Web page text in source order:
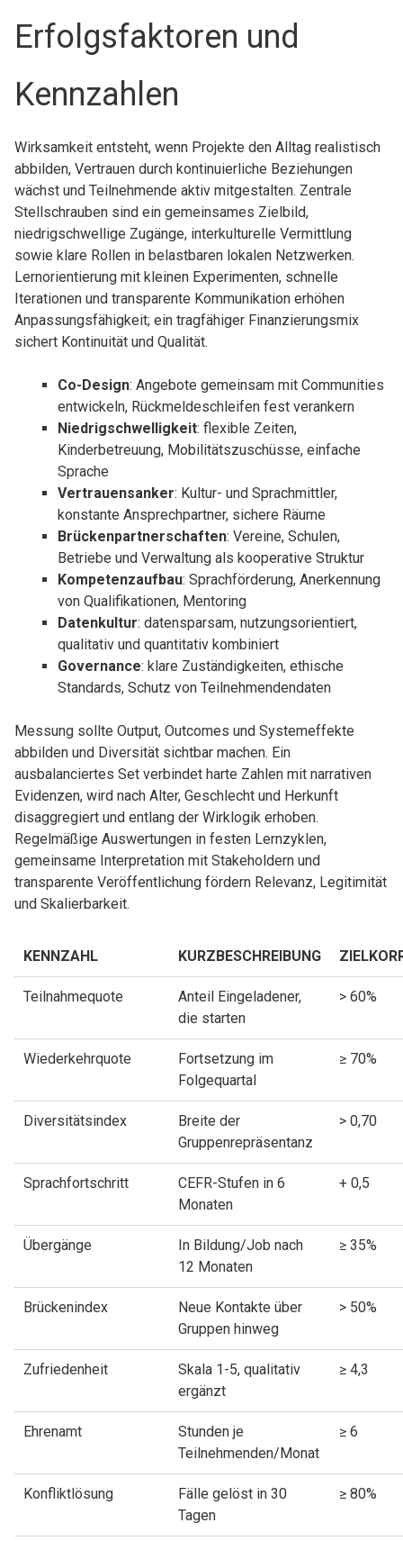
Erfolgsfaktoren und
Kennzahlen
Wirksamkeit entsteht, wenn Projekte den Alltag realistisch
abbilden, Vertrauen durch kontinuierliche Beziehungen
wächst und Teilnehmende aktiv mitgestalten. Zentrale
Stellschrauben sind ein gemeinsames Zielbild,
niedrigschwellige Zugänge, interkulturelle Vermittlung
sowie klare Rollen in belastbaren lokalen Netzwerken.
Lernorientierung mit kleinen Experimenten, schnelle
Iterationen und transparente Kommunikation erhöhen
Anpassungsfähigkeit; ein tragfähiger Finanzierungsmix
sichert Kontinuität und Qualität.
Co-Design: Angebote gemeinsam mit Communities
entwickeln, Rückmeldeschleifen fest verankern
Niedrigschwelligkeit: flexible Zeiten,
Kinderbetreuung, Mobilitätszuschüsse, einfache
Sprache
Vertrauensanker: Kultur- und Sprachmittler,
konstante Ansprechpartner, sichere Räume
Brückenpartnerschaften: Vereine, Schulen,
Betriebe und Verwaltung als kooperative Struktur
Kompetenzaufbau: Sprachförderung, Anerkennung
von Qualifikationen, Mentoring
Datenkultur: datensparsam, nutzungsorientiert,
qualitativ und quantitativ kombiniert
Governance: klare Zuständigkeiten, ethische
Standards, Schutz von Teilnehmendendaten
Messung sollte Output, Outcomes und Systemeffekte
abbilden und Diversität sichtbar machen. Ein
ausbalanciertes Set verbindet harte Zahlen mit narrativen
Evidenzen, wird nach Alter, Geschlecht und Herkunft
disaggregiert und entlang der Wirklogik erhoben.
Regelmäßige Auswertungen in festen Lernzyklen,
gemeinsame Interpretation mit Stakeholdern und
transparente Veröffentlichung fördern Relevanz, Legitimität
und Skalierbarkeit.
KENNZAHL KURZBESCHREIBUNG
Teilnahmequote
Anteil Eingeladener,
die starten
> 60%
Wiederkehrquote
Fortsetzung im
Folgequartal
≥ 70%
Diversitätsindex
Breite der
Gruppenrepräsentanz
> 0,70
Sprachfortschritt
CEFR-Stufen in 6
Monaten
+ 0,5
Übergänge
In Bildung/Job nach
12 Monaten
≥ 35%
Brückenindex
Neue Kontakte über
Gruppen hinweg
> 50%
Zufriedenheit
Skala 1-5, qualitativ
ergänzt
≥ 4,3
Ehrenamt
Stunden je
Teilnehmenden/Monat
≥ 6
Konfliktlösung
Fälle gelöst in 30
Tagen
≥ 80%